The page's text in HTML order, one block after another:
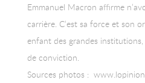
Emmanuel Macron affirme
carrière. C’est sa force et son
enfant des grandes
de conviction.
Sources photos :